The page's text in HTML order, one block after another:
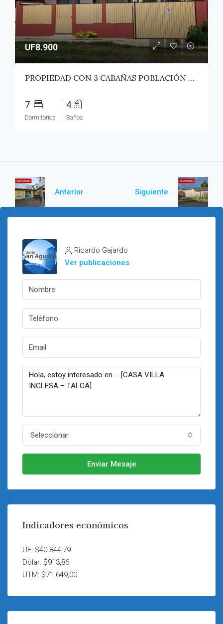
UF8.900
PROPIEDAD CON 3 CABAÑAS POBLACIÓN ROSS – PICHILEMU
7
Dormitorios
4
Baños
Anterior Siguiente
Ricardo Gajardo
Ver publicaciones
Seleccionar
Enviar Mesaje
Indicadores económicos
UF: $40.844,79
Dólar: $913,86
UTM: $71.649,00